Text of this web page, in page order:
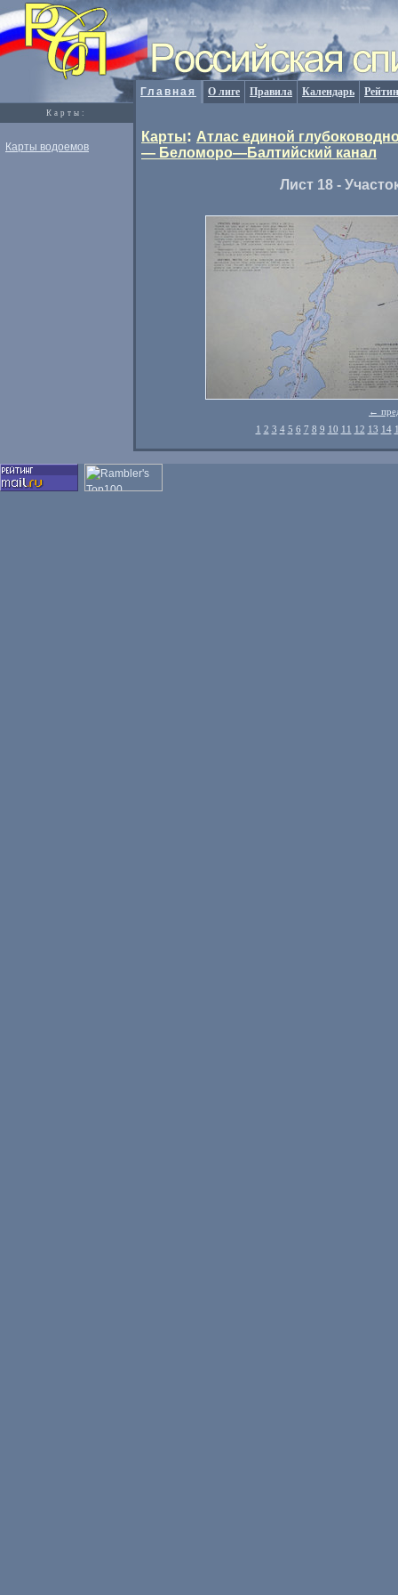
Главная О лиге Правила Календарь
Карты:
Карты водоемов
Карты: Атлас единой
— Беломоро—Балтийский канал
Лист 18 -
←
1 2 3 4 5 6 7 8 9 10 11 12 13 14